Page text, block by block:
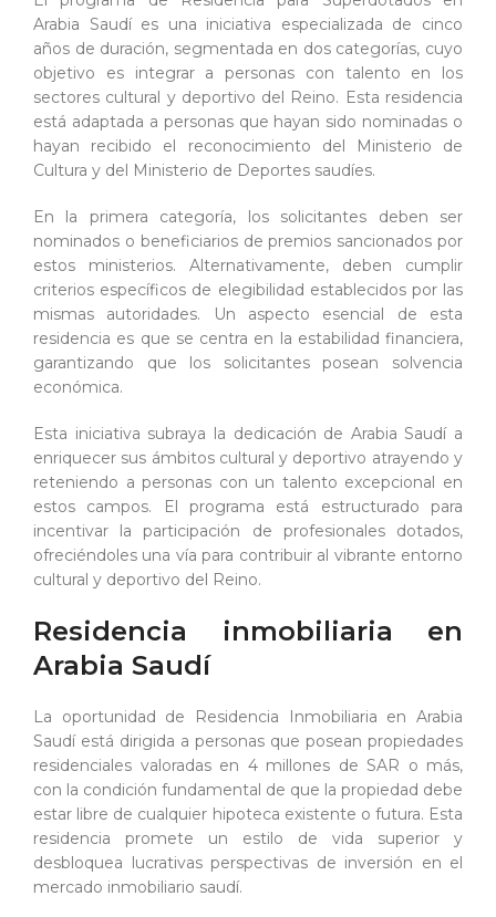
Arabia Saudí es una iniciativa especializada de cinco
años de duración, segmentada en dos categorías, cuyo
objetivo es integrar a personas con talento en los
sectores cultural y deportivo del Reino. Esta residencia
está adaptada a personas que hayan sido nominadas o
hayan recibido el reconocimiento del Ministerio de
Cultura y del Ministerio de Deportes saudíes.
En la primera categoría, los solicitantes deben ser
nominados o beneficiarios de premios sancionados por
estos ministerios. Alternativamente, deben cumplir
criterios específicos de elegibilidad establecidos por las
mismas autoridades. Un aspecto esencial de esta
residencia es que se centra en la estabilidad financiera,
garantizando que los solicitantes posean solvencia
económica.
Esta iniciativa subraya la dedicación de Arabia Saudí a
enriquecer sus ámbitos cultural y deportivo atrayendo y
reteniendo a personas con un talento excepcional en
estos campos. El programa está estructurado para
incentivar la participación de profesionales dotados,
ofreciéndoles una vía para contribuir al vibrante entorno
cultural y deportivo del Reino.
Residencia inmobiliaria en
Arabia Saudí
La oportunidad de Residencia Inmobiliaria en Arabia
Saudí está dirigida a personas que posean propiedades
residenciales valoradas en 4 millones de SAR o más,
con la condición fundamental de que la propiedad debe
estar libre de cualquier hipoteca existente o futura. Esta
residencia promete un estilo de vida superior y
desbloquea lucrativas perspectivas de inversión en el
mercado inmobiliario saudí.